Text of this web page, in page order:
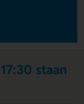
staan